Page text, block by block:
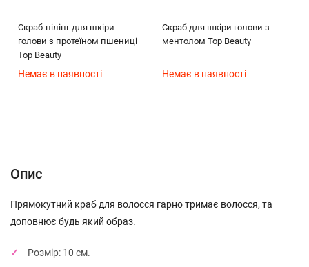
Скраб-пілінг для шкіри
голови з протеїном пшениці
Top Beauty
Немає в наявності
Скраб для шкіри голови з
ментолом Top Beauty
Немає в наявності
Опис
Прямокутний краб для волосся гарно тримає волосся, та
доповнює будь який образ.
Розмір: 10 см.